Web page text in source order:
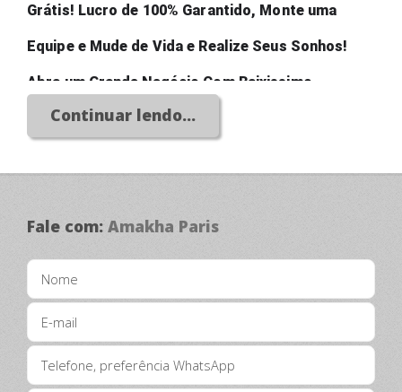
Grátis! Lucro de 100% Garantido, Monte uma
Equipe e Mude de Vida e Realize Seus Sonhos!
Abra um Grande Negócio Com Baixissimo
Investimento!
Continuar lendo...
Fale com: Amakha Paris